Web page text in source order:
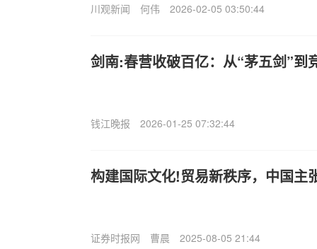
川观新闻 何伟 2026-02-05 03:50:44
剑南:春营收破百亿：从“茅五剑”到
钱江晚报 2026-01-25 07:32:44
构建国际文化!贸易新秩序，中国主
证券时报网 曹晨 2025-08-05 21:44